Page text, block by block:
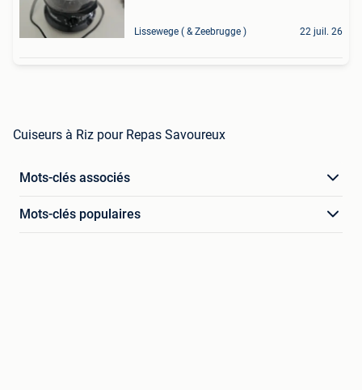
Lissewege ( & Zeebrugge ) 22 juil. 26
Cuiseurs à Riz pour Repas Savoureux
Mots-clés associés
Mots-clés populaires